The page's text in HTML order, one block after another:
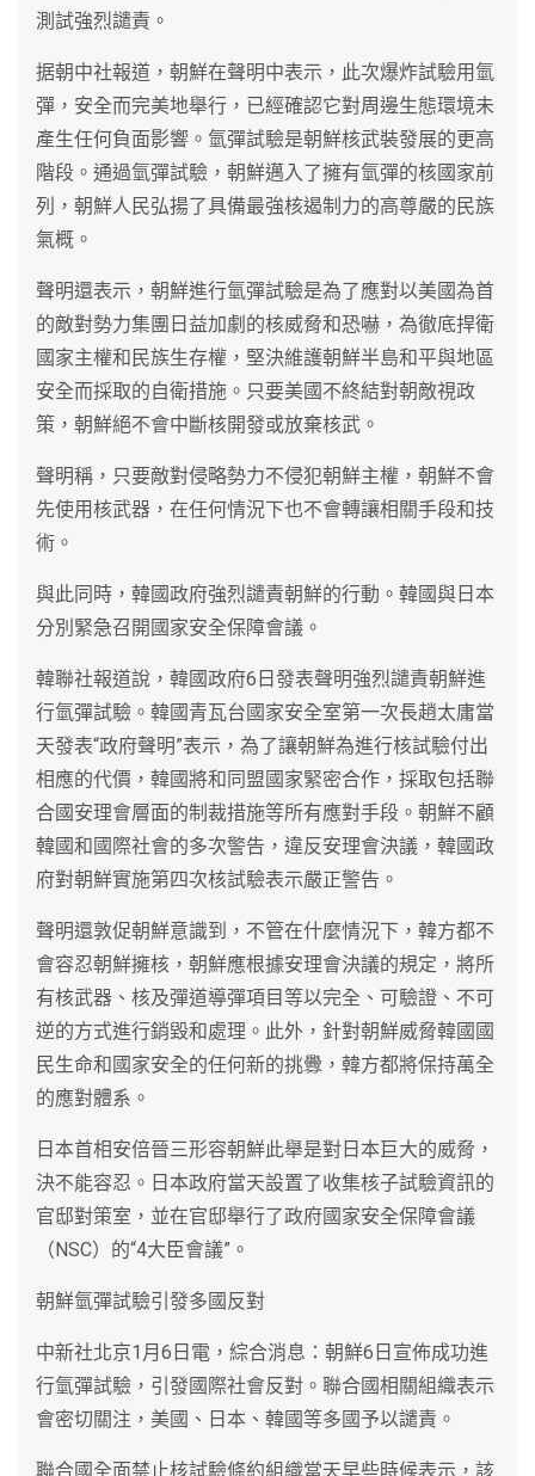
測試強烈譴責。
据朝中社報道，朝鮮在聲明中表示，此次爆炸試驗用氫
彈，安全而完美地舉行，已經確認它對周邊生態環境未
產生任何負面影響。氫彈試驗是朝鮮核武裝發展的更高
階段。通過氫彈試驗，朝鮮邁入了擁有氫彈的核國家前
列，朝鮮人民弘揚了具備最強核遏制力的高尊嚴的民族
氣概。
聲明還表示，朝鮮進行氫彈試驗是為了應對以美國為首
的敵對勢力集團日益加劇的核威脅和恐嚇，為徹底捍衛
國家主權和民族生存權，堅決維護朝鮮半島和平與地區
安全而採取的自衛措施。只要美國不終結對朝敵視政
策，朝鮮絕不會中斷核開發或放棄核武。
聲明稱，只要敵對侵略勢力不侵犯朝鮮主權，朝鮮不會
先使用核武器，在任何情況下也不會轉讓相關手段和技
術。
與此同時，韓國政府強烈譴責朝鮮的行動。韓國與日本
分別緊急召開國家安全保障會議。
韓聯社報道說，韓國政府6日發表聲明強烈譴責朝鮮進
行氫彈試驗。韓國青瓦台國家安全室第一次長趙太庸當
天發表“政府聲明”表示，為了讓朝鮮為進行核試驗付出
相應的代價，韓國將和同盟國家緊密合作，採取包括聯
合國安理會層面的制裁措施等所有應對手段。朝鮮不顧
韓國和國際社會的多次警告，違反安理會決議，韓國政
府對朝鮮實施第四次核試驗表示嚴正警告。
聲明還敦促朝鮮意識到，不管在什麼情況下，韓方都不
會容忍朝鮮擁核，朝鮮應根據安理會決議的規定，將所
有核武器、核及彈道導彈項目等以完全、可驗證、不可
逆的方式進行銷毀和處理。此外，針對朝鮮威脅韓國國
民生命和國家安全的任何新的挑釁，韓方都將保持萬全
的應對體系。
日本首相安倍晉三形容朝鮮此舉是對日本巨大的威脅，
決不能容忍。日本政府當天設置了收集核子試驗資訊的
官邸對策室，並在官邸舉行了政府國家安全保障會議
（NSC）的“4大臣會議”。
朝鮮氫彈試驗引發多國反對
中新社北京1月6日電，綜合消息：朝鮮6日宣佈成功進
行氫彈試驗，引發國際社會反對。聯合國相關組織表示
會密切關注，美國、日本、韓國等多國予以譴責。
聯合國全面禁止核試驗條約組織當天早些時候表示，該